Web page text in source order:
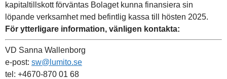
kapitaltillskott förväntas Bolaget kunna finansiera sin
löpande verksamhet med befintlig kassa till hösten 2025.
För ytterligare information, vänligen kontakta:
VD Sanna Wallenborg
e-post: sw@lumito.se
tel: +4670-870 01 68